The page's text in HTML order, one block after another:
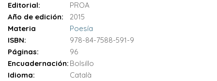
Editorial:
PROA
Año de edición:
2015
Materia
Poesía
ISBN:
978-84-7588-591-9
Páginas:
96
Encuadernación: Bolsillo
Idioma:
Català